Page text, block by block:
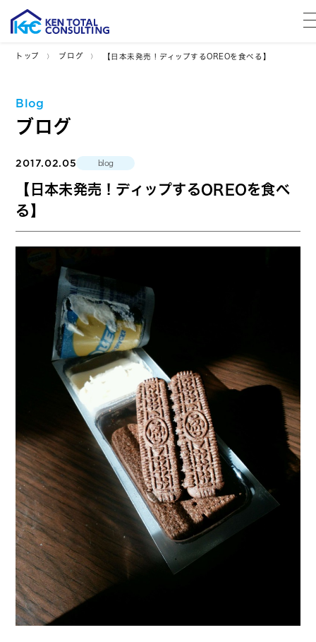
トップ ブログ 【日本未発売！ディップするOREOを食べる】
Blog
ブログ
2017.02.05 blog
【日本未発売！ディップするOREOを食べ
る】